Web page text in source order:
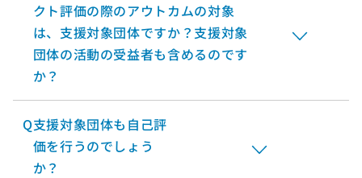
クト評価の際のアウトカムの対象
は、支援対象団体ですか？支援対象
団体の活動の受益者も含めるのです
か？
Q支援対象団体も自己評
価を行うのでしょう
か？